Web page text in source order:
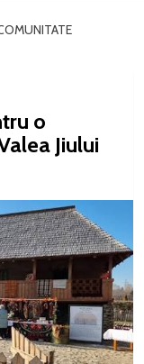
o
Jiului